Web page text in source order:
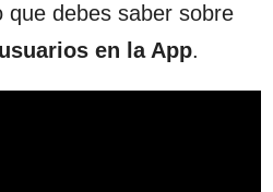
que debes saber sobre
en la App.